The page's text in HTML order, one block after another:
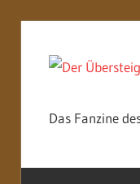
Inhalt
Das Fanzine